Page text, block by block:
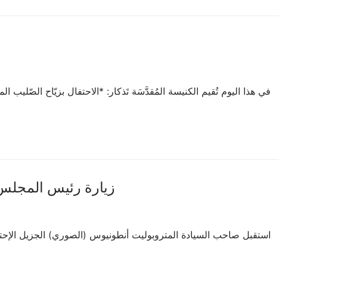
في هذا اليوم تُقيم الكنيسة المُقدَّسَة تَذكار: *الاحتفال بزيّاح
زيارة رئيس المجلس